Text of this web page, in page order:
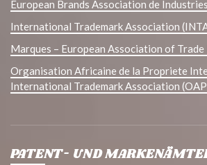
European Brands Association de
International Trademark Association
Marques – European Association of
Organisation Africaine de la Propriete
International Trademark Association
PATENT- UND